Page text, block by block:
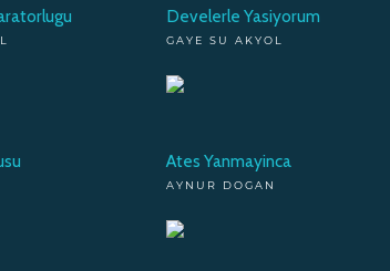
Develerle Yasiyorum
GAYE SU AKYOL
Ates Yanmayinca
AYNUR DOGAN